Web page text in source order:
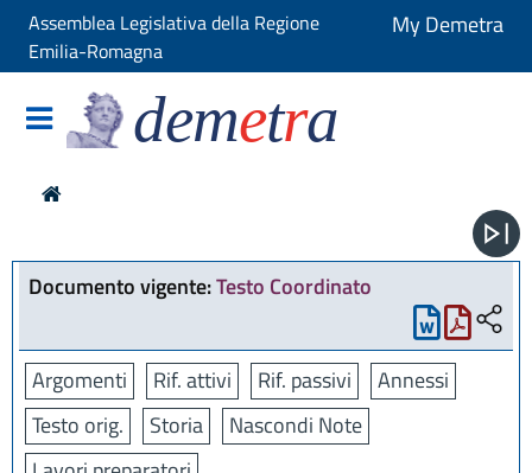
Assemblea Legislativa della Regione
Emilia-Romagna
My Demetra
demetra
Documento vigente:Testo Coordinato
Argomenti Rif. attivi Rif. passivi
Annessi
Testo orig.
Storia
Nascondi Note